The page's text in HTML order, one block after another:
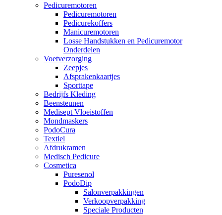
Pedicuremotoren
Pedicuremotoren
Pedicurekoffers
Manicuremotoren
Losse Handstukken en Pedicuremotor
Onderdelen
Voetverzorging
Zeepjes
Afsprakenkaartjes
Sporttape
Bedrijfs Kleding
Beensteunen
Medisept Vloeistoffen
Mondmaskers
PodoCura
Textiel
Afdrukramen
Medisch Pedicure
Cosmetica
Puresenol
PodoDip
Salonverpakkingen
Verkoopverpakking
Speciale Producten